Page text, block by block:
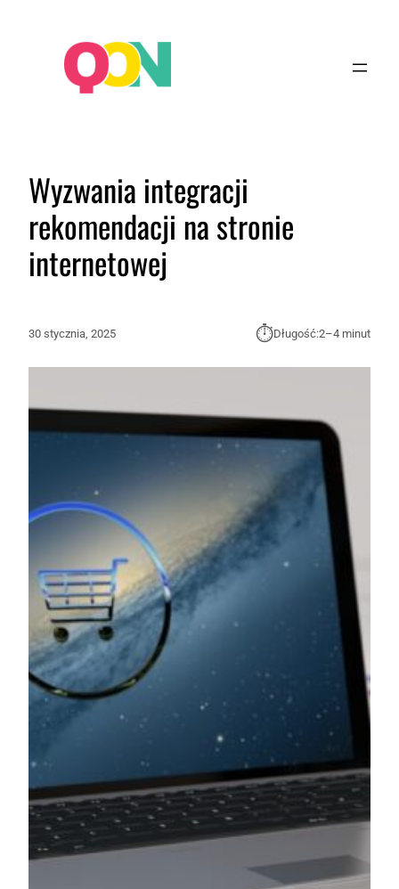
Wyzwania integracji
rekomendacji na stronie
internetowej
30 stycznia, 2025 ⏱︎Długość:2–4 minut